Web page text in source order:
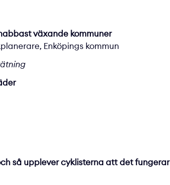
växande kommuner
Enköpings kommun
så upplever cyklisterna att det fungerar